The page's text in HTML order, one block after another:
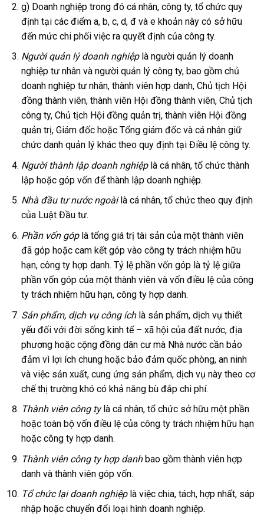
g) Doanh nghiệp trong đó cá nhân, công ty, tổ chức quy
định tại các điểm a, b, c, d, đ và e khoản này có sở hữu
đến mức chi phối việc ra quyết định của công ty.
Người quản lý doanh nghiệplà người quản lý doanh
nghiệp tư nhân và người quản lý công ty, bao gồm chủ
doanh nghiệp tư nhân, thành viên hợp danh, Chủ tịch Hội
đồng thành viên, thành viên Hội đồng thành viên, Chủ tịch
công ty, Chủ tịch Hội đồng quản trị, thành viên Hội đồng
quản trị, Giám đốc hoặc Tổng giám đốc và cá nhân giữ
chức danh quản lý khác theo quy định tại Điều lệ công ty.
Người thành lập doanh nghiệplà cá nhân, tổ chức thành
lập hoặc góp vốn để thành lập doanh nghiệp.
Nhà đầu tư nước ngoàilà cá nhân, tổ chức theo quy định
của Luật Đầu tư.
Phần vốn góplà tổng giá trị tài sản của một thành viên
đã góp hoặc cam kết góp vào công ty trách nhiệm hữu
hạn, công ty hợp danh. Tỷ lệ phần vốn góp là tỷ lệ giữa
phần vốn góp của một thành viên và vốn điều lệ của công
ty trách nhiệm hữu hạn, công ty hợp danh.
Sản phẩm, dịch vụ công íchlà sản phẩm, dịch vụ thiết
yếu đối với đời sống kinh tế – xã hội của đất nước, địa
phương hoặc cộng đồng dân cư mà Nhà nước cần bảo
đảm vì lợi ích chung hoặc bảo đảm quốc phòng, an ninh
và việc sản xuất, cung ứng sản phẩm, dịch vụ này theo cơ
chế thị trường khó có khả năng bù đắp chi phí.
Thành viên công ty là cá nhân, tổ chức sở hữu một phần
hoặc toàn bộ vốn điều lệ của công ty trách nhiệm hữu hạn
hoặc công ty hợp danh.
Thành viên công ty hợp danhbao gồm thành viên hợp
danh và thành viên góp vốn.
Tổ chức lại doanh nghiệplà việc chia, tách, hợp nhất, sáp
nhập hoặc chuyển đổi loại hình doanh nghiệp.